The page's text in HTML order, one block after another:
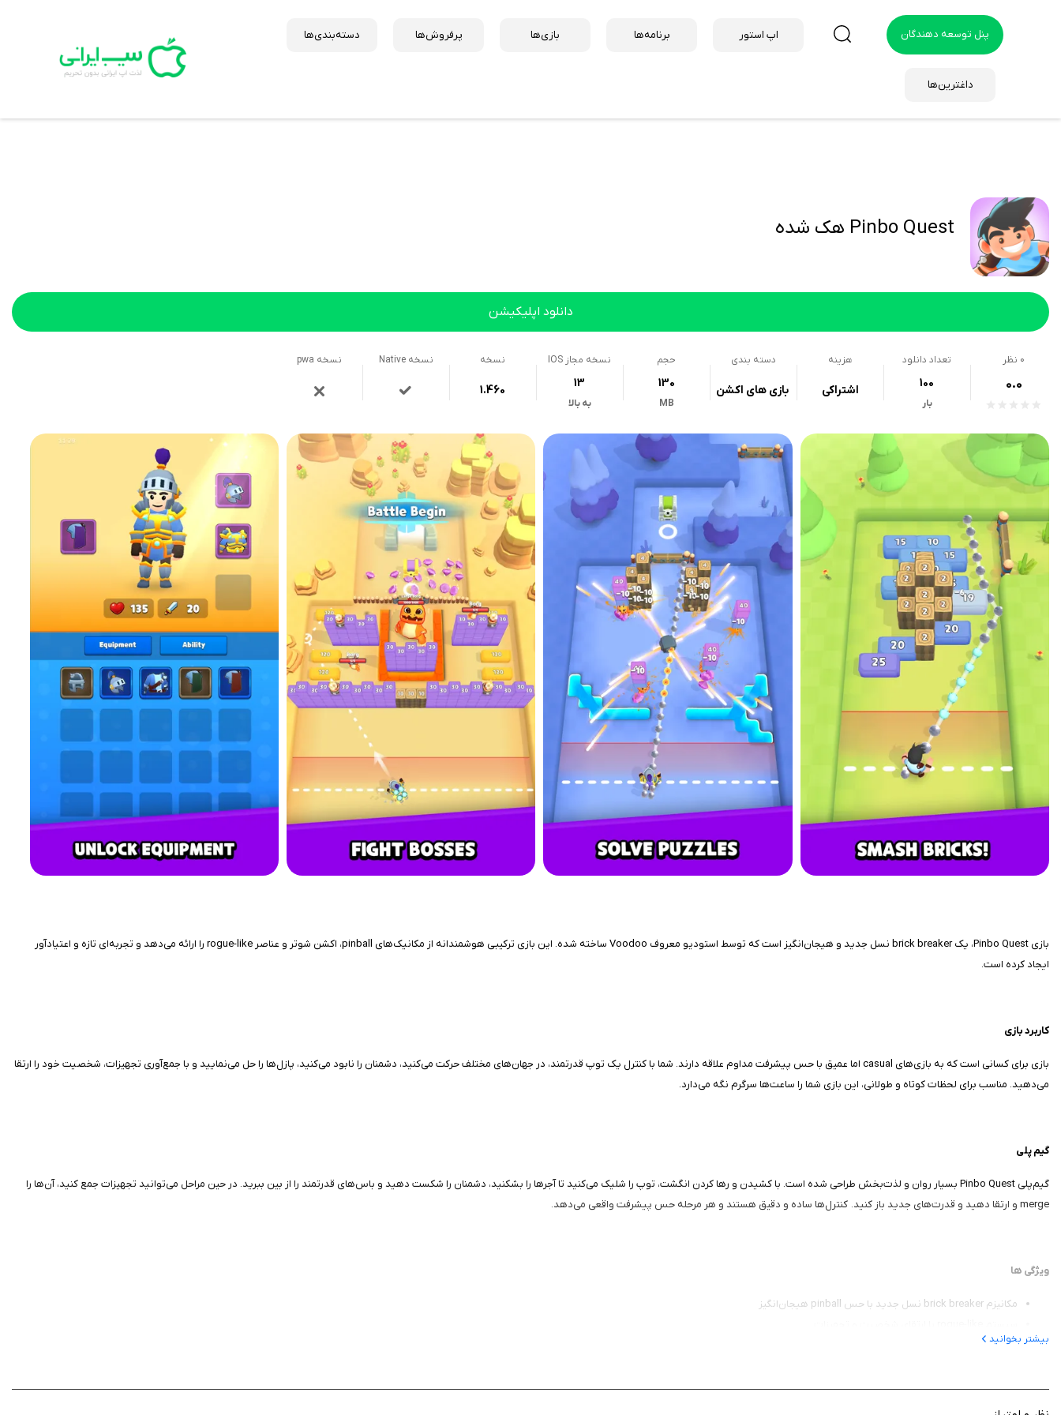
پنل توسعه دهندگان اپ استور برنامه‌ها بازی‌ها پرفروش‌ها دسته‌بندی‌ها
داغترین‌ها
Pinbo Quest هک شده
دانلود اپلیکیشن
0 نظر
0.0
تعداد دانلود
100
بار
هزینه
اشتراکی
دسته بندی
بازی های اکشن
حجم
130
MB
نسخه مجاز IOS
13
به بالا
نسخه
1.460
نسخه Native نسخه pwa
بازی Pinbo Quest، یک brick breaker نسل جدید و هیجان‌انگیز است که توسط استودیو معروف Voodoo ساخته شده. این بازی ترکیبی هوشمندانه از مکانیک‌های pinball، اکشن شوتر و عناصر rogue-like را ارائه می‌دهد و تجربه‌ای تازه و اعتیادآور
ایجاد کرده است.
کاربرد بازی
بازی برای کسانی است که به بازی‌های casual اما عمیق با حس پیشرفت مداوم علاقه دارند. شما با کنترل یک توپ قدرتمند، در جهان‌های مختلف حرکت می‌کنید، دشمنان را نابود می‌کنید، پازل‌ها را حل می‌نمایید و با جمع‌آوری تجهیزات، شخصیت خود را ارتقا
می‌دهید. مناسب برای لحظات کوتاه و طولانی، این بازی شما را ساعت‌ها سرگرم نگه می‌دارد.
گیم پلی
گیم‌پلی Pinbo Quest بسیار روان و لذت‌بخش طراحی شده است. با کشیدن و رها کردن انگشت، توپ را شلیک می‌کنید تا آجرها را بشکنید، دشمنان را شکست دهید و باس‌های قدرتمند را از بین ببرید. در حین مراحل می‌توانید تجهیزات جمع کنید، آن‌ها را
merge و ارتقا دهید و قدرت‌های جدید باز کنید. کنترل‌ها ساده و دقیق هستند و هر مرحله حس پیشرفت واقعی می‌دهد.
ویژگی ها
مکانیزم brick breaker نسل جدید با حس pinball هیجان‌انگیز
جنگ با دشمنان و باس‌های قدرتمند در جهان‌های متنوع
ادغام و شخصی‌سازی تجهیزات برای قدرت بیشتر
بیشتر بخوانید